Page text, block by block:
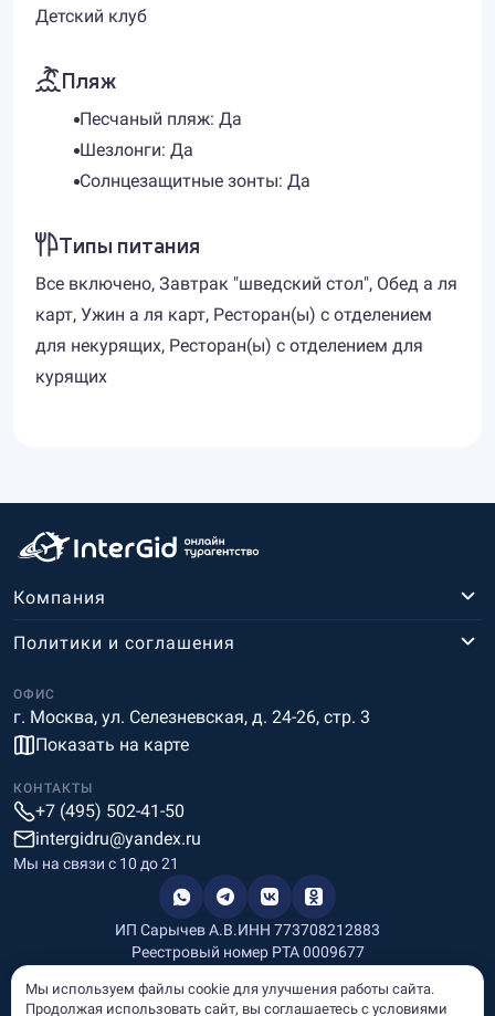
Детский клуб
Пляж
Песчаный пляж: Да
Шезлонги: Да
Солнцезащитные зонты: Да
Типы питания
Все включено, Завтрак "шведский стол", Обед а ля
карт, Ужин а ля карт, Ресторан(ы) с отделением
для некурящих, Ресторан(ы) с отделением для
курящих
Компания
ОФИС
г. Москва, ул. Селезневская, д. 24-26, стр. 3
Показать на карте
Политики и соглашения
КОНТАКТЫ
+7 (495) 502-41-50
intergidru@yandex.ru
Мы на связи c 10 до 21
ИП Сарычев А.В.ИНН 773708212883
Реестровый номер РТА 0009677
Информация, размещённая на сайте, носит информационный
Мы используем файлы cookie для улучшения работы сайта.
Продолжая использовать сайт, вы соглашаетесь с условиями